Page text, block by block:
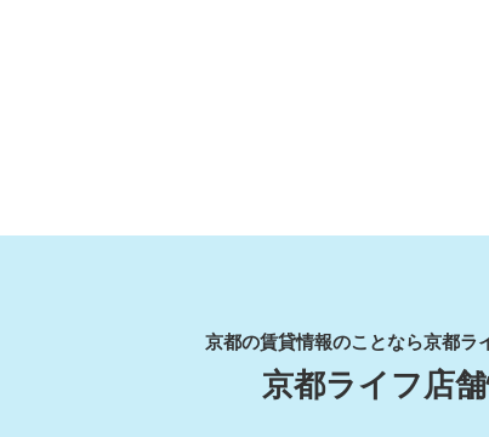
京都の賃貸情報のことなら京都ラ
京都ライフ店